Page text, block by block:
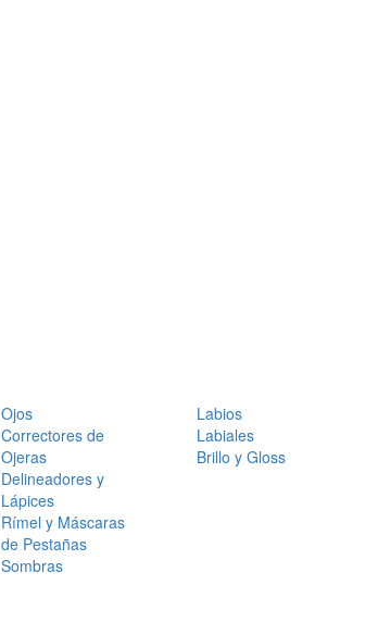
Ojos
Correctores de
Ojeras
Delineadores y
Lápices
Rímel y Máscaras
de Pestañas
Sombras
Labios
Labiales
Brillo y Gloss